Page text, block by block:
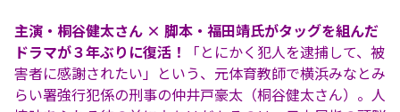
主演・桐谷健太さん × 脚本・福田靖氏がタッグを組んだ
ドラマが３年ぶりに復活！
「とにかく犯人を逮捕して、被
害者に感謝されたい」という、元体育教師で横浜みなとみ
らい署強行犯係の刑事の仲井戸豪太（桐谷健太さん）。人